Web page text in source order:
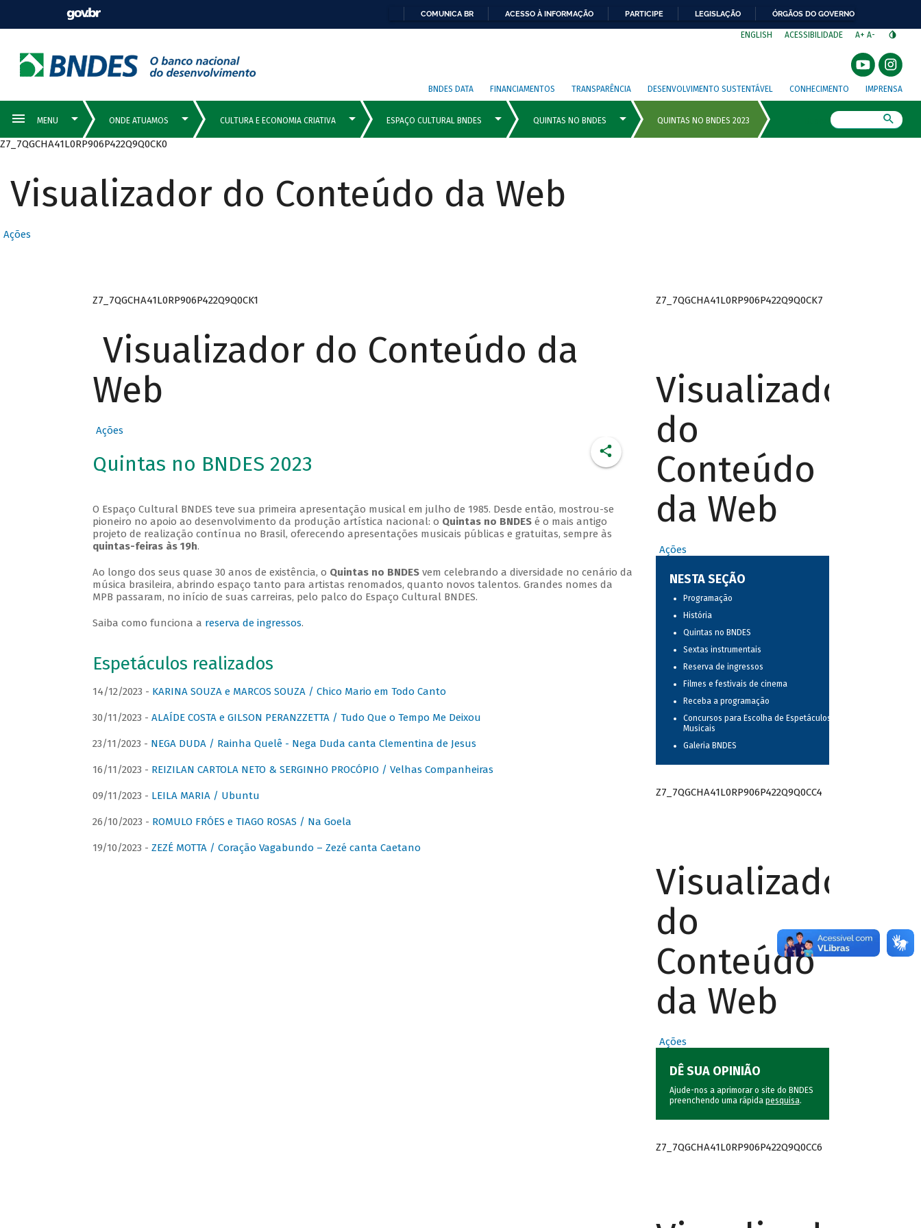
COMUNICA BR ACESSO À INFORMAÇÃO PARTICIPE LEGISLAÇÃO ÓRGÃOS DO GOVERNO
ENGLISH ACESSIBILIDADE A+ A-
BNDES DATA FINANCIAMENTOS TRANSPARÊNCIA DESENVOLVIMENTO SUSTENTÁVEL CONHECIMENTO IMPRENSA
Z7_7QGCHA41L0RP906P422Q9Q0CK0
Visualizador do Conteúdo da Web
Ações
Z7_7QGCHA41L0RP906P422Q9Q0CK1
Visualizador do Conteúdo da
Web
Ações
Quintas no BNDES 2023
O Espaço Cultural BNDES teve sua primeira apresentação musical em julho de 1985. Desde então, mostrou-se
pioneiro no apoio ao desenvolvimento da produção artística nacional: o Quintas no BNDESé o mais antigo
projeto de realização contínua no Brasil, oferecendo apresentações musicais públicas e gratuitas, sempre às
quintas-feiras às 19h.
Ao longo dos seus quase 30 anos de existência, o Quintas no BNDESvem celebrando a diversidade no cenário da
música brasileira, abrindo espaço tanto para artistas renomados, quanto novos talentos. Grandes nomes da
MPB passaram, no início de suas carreiras, pelo palco do Espaço Cultural BNDES.
Saiba como funciona a reserva de ingressos.
Espetáculos realizados
14/12/2023 - KARINA SOUZA e MARCOS SOUZA / Chico Mario em Todo Canto
30/11/2023 - ALAÍDE COSTA e GILSON PERANZZETTA / Tudo Que o Tempo Me Deixou
23/11/2023 - NEGA DUDA / Rainha Quelê - Nega Duda canta Clementina de Jesus
16/11/2023 - REIZILAN CARTOLA NETO & SERGINHO PROCÓPIO / Velhas Companheiras
09/11/2023 - LEILA MARIA / Ubuntu
26/10/2023 - ROMULO FRÓES e TIAGO ROSAS / Na Goela
19/10/2023 - ZEZÉ MOTTA / Coração Vagabundo – Zezé canta Caetano
Z7_7QGCHA41L0RP906P422Q9Q0CK7
Visualizador
do
Conteúdo
da Web
Ações
NESTA SEÇÃO
Programação
História
Quintas no BNDES
Sextas instrumentais
Reserva de ingressos
Filmes e festivais de cinema
Receba a programação
Concursos para Escolha de Espetáculos
Musicais
Galeria BNDES
Z7_7QGCHA41L0RP906P422Q9Q0CC4
Visualizador
do
Conteúdo
da Web
Ações
DÊ SUA OPINIÃO
Ajude-nos a aprimorar o site do BNDES
preenchendo uma rápida pesquisa.
Z7_7QGCHA41L0RP906P422Q9Q0CC6